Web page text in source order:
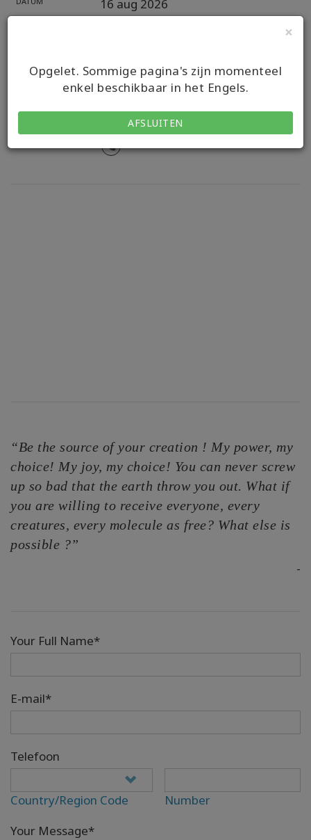
×
Opgelet. Sommige pagina's zijn momenteel
enkel beschikbaar in het Engels.
AFSLUITEN
16 aug 2026
LOCATIE
“Be the source of your creation ! My power, my
choice! My joy, my choice! You can never screw
up so bad that the earth throw you out. What if
you are willing to receive everyone, every
creatures, every molecule as free? What else is
possible ?”
-
Your Full Name*
E-mail*
Telefoon
Country/Region Code
Number
Your Message*